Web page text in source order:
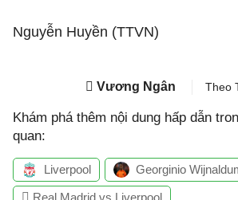
Nguyễn Huyền (TTVN)
Vương Ngân Theo
Khám phá thêm nội dung hấp dẫn
quan:
Liverpool Georginio
Real Madrid vs Liverpool